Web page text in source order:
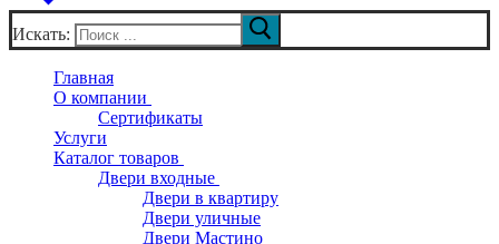
Искать:
Главная
О компании
Сертификаты
Услуги
Каталог товаров
Двери входные
Двери в квартиру
Двери уличные
Двери Мастино